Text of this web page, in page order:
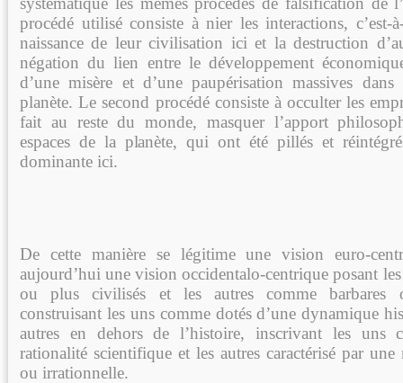
procédé utilisé consiste à nier les interactions,
naissance de leur civilisation ici et la destruction
négation du lien entre le développement
d’une misère et d’une paupérisation massives
planète. Le second procédé consiste à occulter les
fait au reste du monde, masquer l’apport
espaces de la planète, qui ont été pillés et
dominante ici.
De cette manière se légitime une vision euro-
aujourd’hui une vision occidentalo-centrique posant
ou plus civilisés et les autres comme barbares
construisant les uns comme dotés d’une dynamique
autres en dehors de l’histoire, inscrivant les uns
rationalité scientifique et les autres caractérisé par
ou irrationnelle.